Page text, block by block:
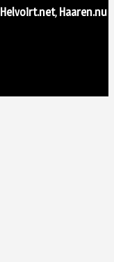
Helvoirt.net, Haaren.nu